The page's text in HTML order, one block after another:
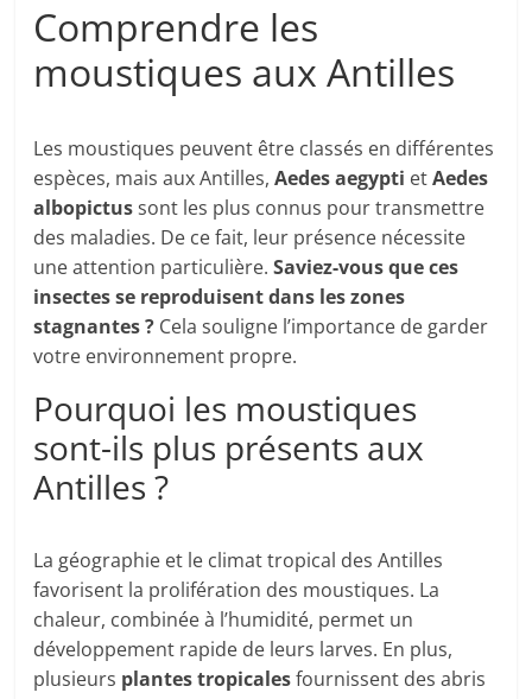
Comprendre les
moustiques aux Antilles
Les moustiques peuvent être classés en différentes
espèces, mais aux Antilles,Aedes aegypti etAedes
albopictussont les plus connus pour transmettre
des maladies. De ce fait, leur présence nécessite
une attention particulière.Saviez-vous que ces
insectes se reproduisent dans les zones
stagnantes ? Cela souligne l’importance de garder
votre environnement propre.
Pourquoi les moustiques
sont-ils plus présents aux
Antilles ?
La géographie et le climat tropical des Antilles
favorisent la prolifération des moustiques. La
chaleur, combinée à l’humidité, permet un
développement rapide de leurs larves. En plus,
plusieurs plantes tropicalesfournissent des abris